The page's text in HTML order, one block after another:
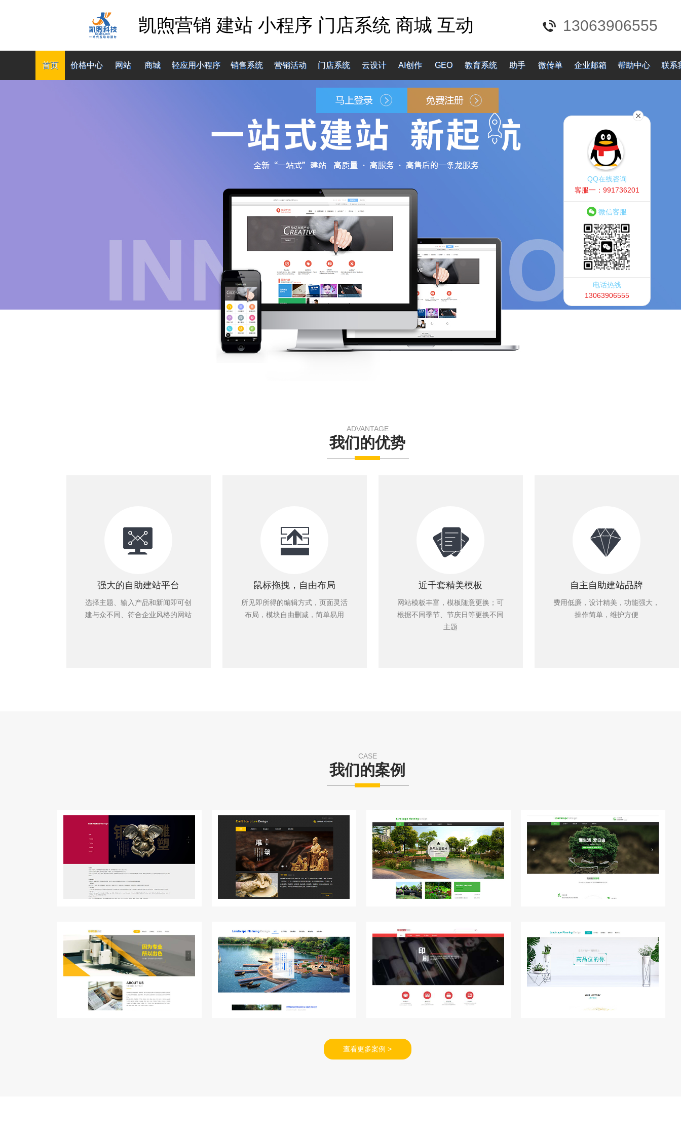
凯煦营销 建站 小程序 门店系统 商城 互动 13063906555
首页 价格中心 网站 商城 轻应用小程序 销售系统 营销活动 门店系统 云设计 AI创作 GEO 教育系统 助手 微传单 企业邮箱 帮助中心 联系
ADVANTAGE
我们的优势
强大的自助建站平台
选择主题、输入产品和新闻即可创
建与众不同、符合企业风格的网站
鼠标拖拽，自由布局
所见即所得的编辑方式，页面灵活
布局，模块自由删减，简单易用
近千套精美模板
网站模板丰富，模板随意更换；可
根据不同季节、节庆日等更换不同
主题
自主自助建站品牌
费用低廉，设计精美，功能强大，
操作简单，维护方便
CASE
我们的案例
查看更多案例 >
QQ在线咨询
客服一：991736201
微信客服
电话热线
13063906555